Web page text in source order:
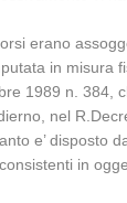
erano
in
1989 n. 384,
nel
e’
in